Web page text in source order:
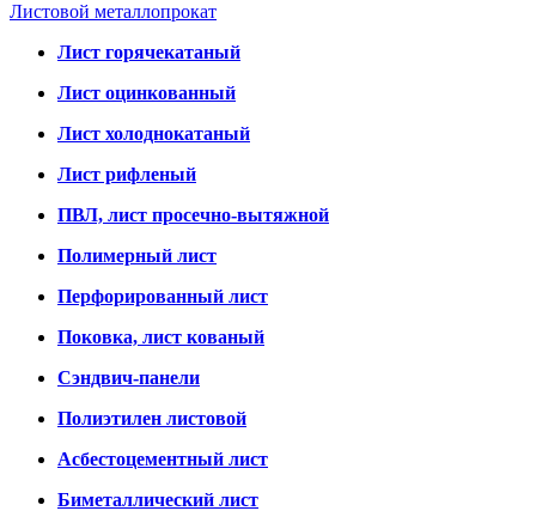
Листовой металлопрокат
Лист горячекатаный
Лист оцинкованный
Лист холоднокатаный
Лист рифленый
ПВЛ, лист просечно-вытяжной
Полимерный лист
Перфорированный лист
Поковка, лист кованый
Сэндвич-панели
Полиэтилен листовой
Асбестоцементный лист
Биметаллический лист